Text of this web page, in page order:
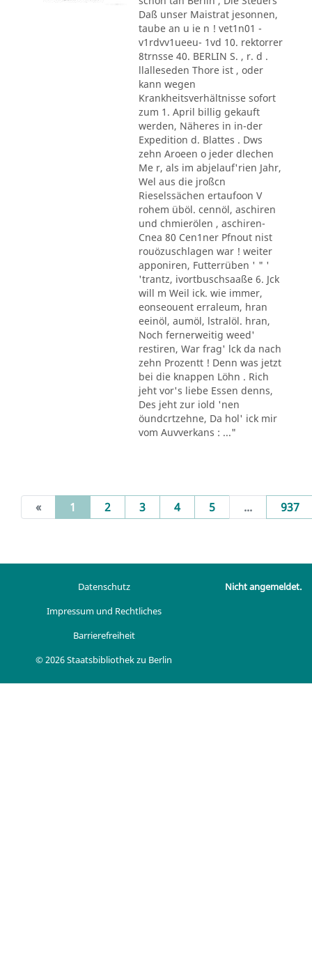
Daß unser Maistrat jesonnen,
taube an u ie n ! vet1n01 -
v1rdvv1ueeu- 1vd 10. rektorrer
8trnsse 40. BERLIN S. , r. d .
llalleseden Thore ist , oder
kann wegen
Krankheitsverhältnisse sofort
zum 1. April billig gekauft
werden, Näheres in in-der
Expedition d. Blattes . Dws
zehn Aroeen o jeder dlechen
Me r, als im abjelauf'rien Jahr,
Wel aus die jroßcn
Rieselssächen ertaufoon V
rohem üböl. cennöl, aschiren
und chmierölen , aschiren-
Cnea 80 Cen1ner Pfnout nist
rouözuschlagen war ! weiter
apponiren, Futterrüben ' " '
'trantz, ivortbuschsaaße 6. Jck
will m Weil ick. wie immer,
eonseouent erraleum, hran
eeinöl, aumöl, lstralöl. hran,
Noch fernerweitig weed'
restiren, War frag' lck da nach
zehn Prozentt ! Denn was jetzt
bei die knappen Löhn . Rich
jeht vor's liebe Essen denns,
Des jeht zur iold 'nen
öundcrtzehne, Da hol' ick mir
vom Auvverkans : ..."
« 1 (current)
2 3 4 5 ... 937
Datenschutz
Impressum und Rechtliches
Barrierefreiheit
© 2026 Staatsbibliothek zu Berlin
Nicht angemeldet.